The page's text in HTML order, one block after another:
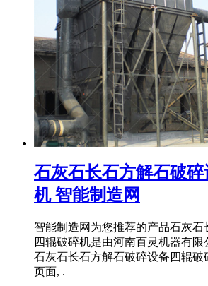
石灰石长石方解石破
机 智能制造网
智能制造网为您推荐的产品石灰石
四辊破碎机是由河南百灵机器有
石灰石长石方解石破碎设备四辊破
页面, .